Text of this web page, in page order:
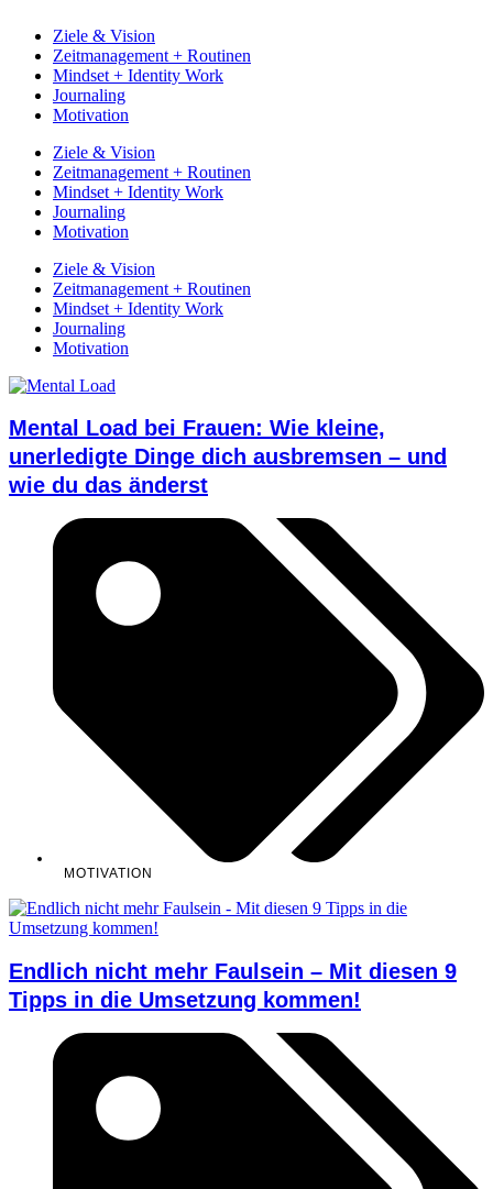
Ziele & Vision
Zeitmanagement + Routinen
Mindset + Identity Work
Journaling
Motivation
Ziele & Vision
Zeitmanagement + Routinen
Mindset + Identity Work
Journaling
Motivation
Ziele & Vision
Zeitmanagement + Routinen
Mindset + Identity Work
Journaling
Motivation
Mental Load bei Frauen: Wie kleine,
unerledigte Dinge dich ausbremsen – und
wie du das änderst
MOTIVATION
Endlich nicht mehr Faulsein – Mit diesen 9
Tipps in die Umsetzung kommen!